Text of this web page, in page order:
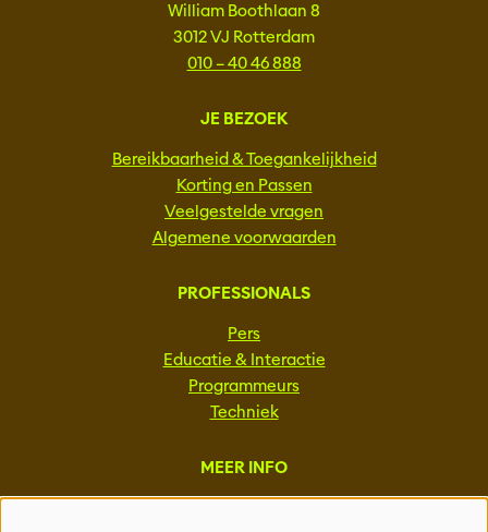
William Boothlaan 8
3012 VJ Rotterdam
010 – 40 46 888
JE BEZOEK
Bereikbaarheid & Toegankelijkheid
Korting en Passen
Veelgestelde vragen
Algemene voorwaarden
PROFESSIONALS
Pers
Educatie & Interactie
Programmeurs
Techniek
MEER INFO